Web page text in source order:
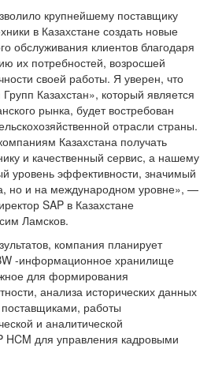
крупнейшему поставщику
в Казахстане создать новые
обслуживания клиентов благодаря
их потребностей, возросшей
своей работы. Я уверен, что
Казахстан», который является
рынка, будет востребован
отрасли страны.
Казахстана получать
и качественный сервис, а нашему
уровень эффективности, значимый
но и на международном уровне», —
SAP в Казахстане
Ламсков.
компания планирует
-информационное хранилище
для формирования
анализа исторических данных
работы
и аналитической
для управления кадровыми